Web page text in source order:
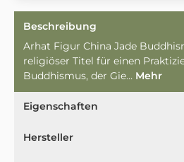
Beschreibung
Arhat Figur China Jade
religiöser Titel für einen
Buddhismus, der Gie… Mehr
Eigenschaften
Hersteller